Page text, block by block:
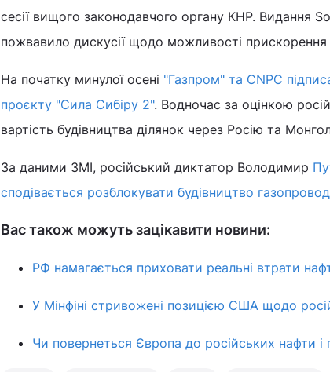
сесії вищого законодавчого органу КНР. Видання
пожвавило дискусії щодо можливості
На початку минулої осені "Газпром" та CNPC
проєкту "Сила Сибіру 2". Водночас за оцінкою
вартість будівництва ділянок через Росію та
За даними ЗМІ, російський диктатор Володимир
сподівається розблокувати будівництво
Вас також можуть зацікавити новини:
РФ намагається приховати реальні втрати
У Мінфіні стривожені позицією США щодо
Чи повернеться Європа до російських нафти і